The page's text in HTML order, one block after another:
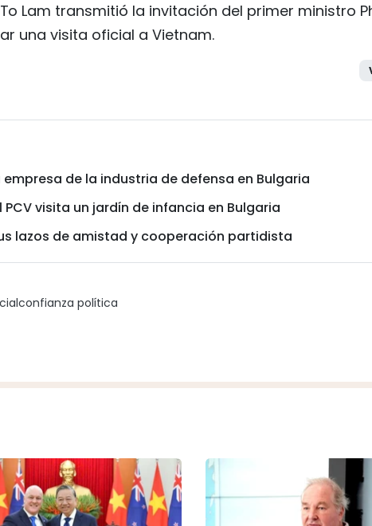
Lam transmitió la invitación del primer ministro
una visita oficial a Vietnam.
de la industria de defensa en Bulgaria
visita un jardín de infancia en Bulgaria
lazos de amistad y cooperación partidista
confianza política